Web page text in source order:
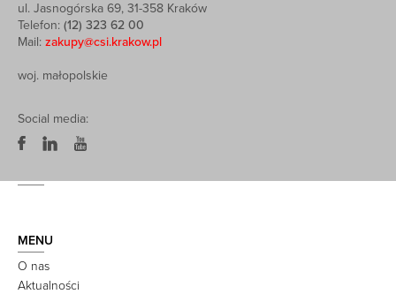
ul. Jasnogórska 69, 31-358 Kraków
Telefon: (12) 323 62 00
Mail: zakupy@csi.krakow.pl
woj. małopolskie
Social media:
MENU
O nas
Aktualności